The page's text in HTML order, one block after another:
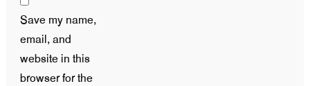
Save my name,
email, and
website in this
browser for the